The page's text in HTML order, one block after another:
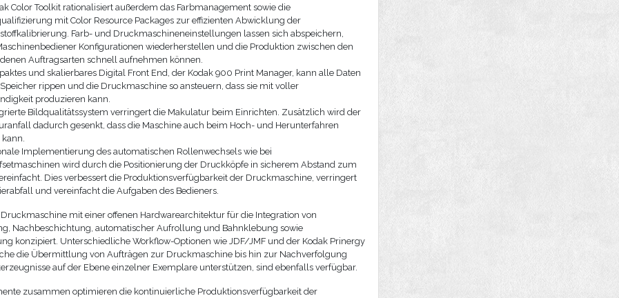
Color Toolkit rationalisiert außerdem das Farbmanagement sowie die
mit Color Resource Packages zur effizienten Abwicklung der
Farb- und Druckmaschineneinstellungen lassen sich abspeichern,
Konfigurationen wiederherstellen und die Produktion zwischen den
Auftragsarten schnell aufnehmen können.
und skalierbares Digital Front End, der Kodak 900 Print Manager, kann alle Daten
rippen und die Druckmaschine so ansteuern, dass sie mit voller
produzieren kann.
Bildqualitätssystem verringert die Makulatur beim Einrichten. Zusätzlich wird der
dadurch gesenkt, dass die Maschine auch beim Hoch- und Herunterfahren
Implementierung des automatischen Rollenwechsels wie bei
wird durch die Positionierung der Druckköpfe in sicherem Abstand zum
Dies verbessert die Produktionsverfügbarkeit der Druckmaschine, verringert
und vereinfacht die Aufgaben des Bedieners.
Druckmaschine mit einer offenen Hardwarearchitektur für die Integration von
Nachbeschichtung, automatischer Aufrollung und Bahnklebung sowie
konzipiert. Unterschiedliche Workflow-Optionen wie JDF/JMF und der Kodak Prinergy
die Übermittlung von Aufträgen zur Druckmaschine bis hin zur Nachverfolgung
auf der Ebene einzelner Exemplare unterstützen, sind ebenfalls verfügbar.
zusammen optimieren die kontinuierliche Produktionsverfügbarkeit der